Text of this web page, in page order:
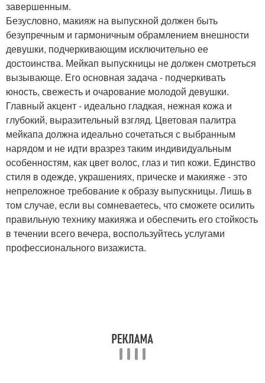
завершенным.
Безусловно, макияж на выпускной должен быть
безупречным и гармоничным обрамлением внешности
девушки, подчеркивающим исключительно ее
достоинства. Мейкап выпускницы не должен смотреться
вызывающе. Его основная задача - подчеркивать
юность, свежесть и очарование молодой девушки.
Главный акцент - идеально гладкая, нежная кожа и
глубокий, выразительный взгляд. Цветовая палитра
мейкапа должна идеально сочетаться с выбранным
нарядом и не идти вразрез таким индивидуальным
особенностям, как цвет волос, глаз и тип кожи. Единство
стиля в одежде, украшениях, прическе и макияже - это
непреложное требование к образу выпускницы. Лишь в
том случае, если вы сомневаетесь, что сможете осилить
правильную технику макияжа и обеспечить его стойкость
в течении всего вечера, воспользуйтесь услугами
профессионального визажиста.